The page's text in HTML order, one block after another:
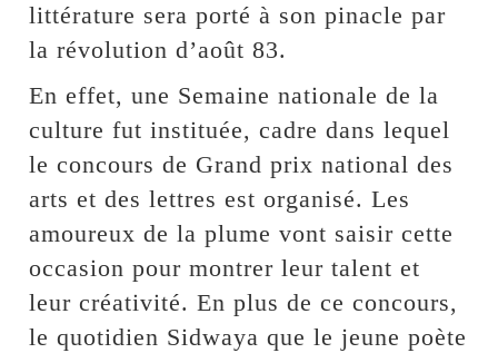
littérature sera porté à son pinacle par
la révolution d’août 83.
En effet, une Semaine nationale de la
culture fut instituée, cadre dans lequel
le concours de Grand prix national des
arts et des lettres est organisé. Les
amoureux de la plume vont saisir cette
occasion pour montrer leur talent et
leur créativité. En plus de ce concours,
le quotidien Sidwaya que le jeune poète